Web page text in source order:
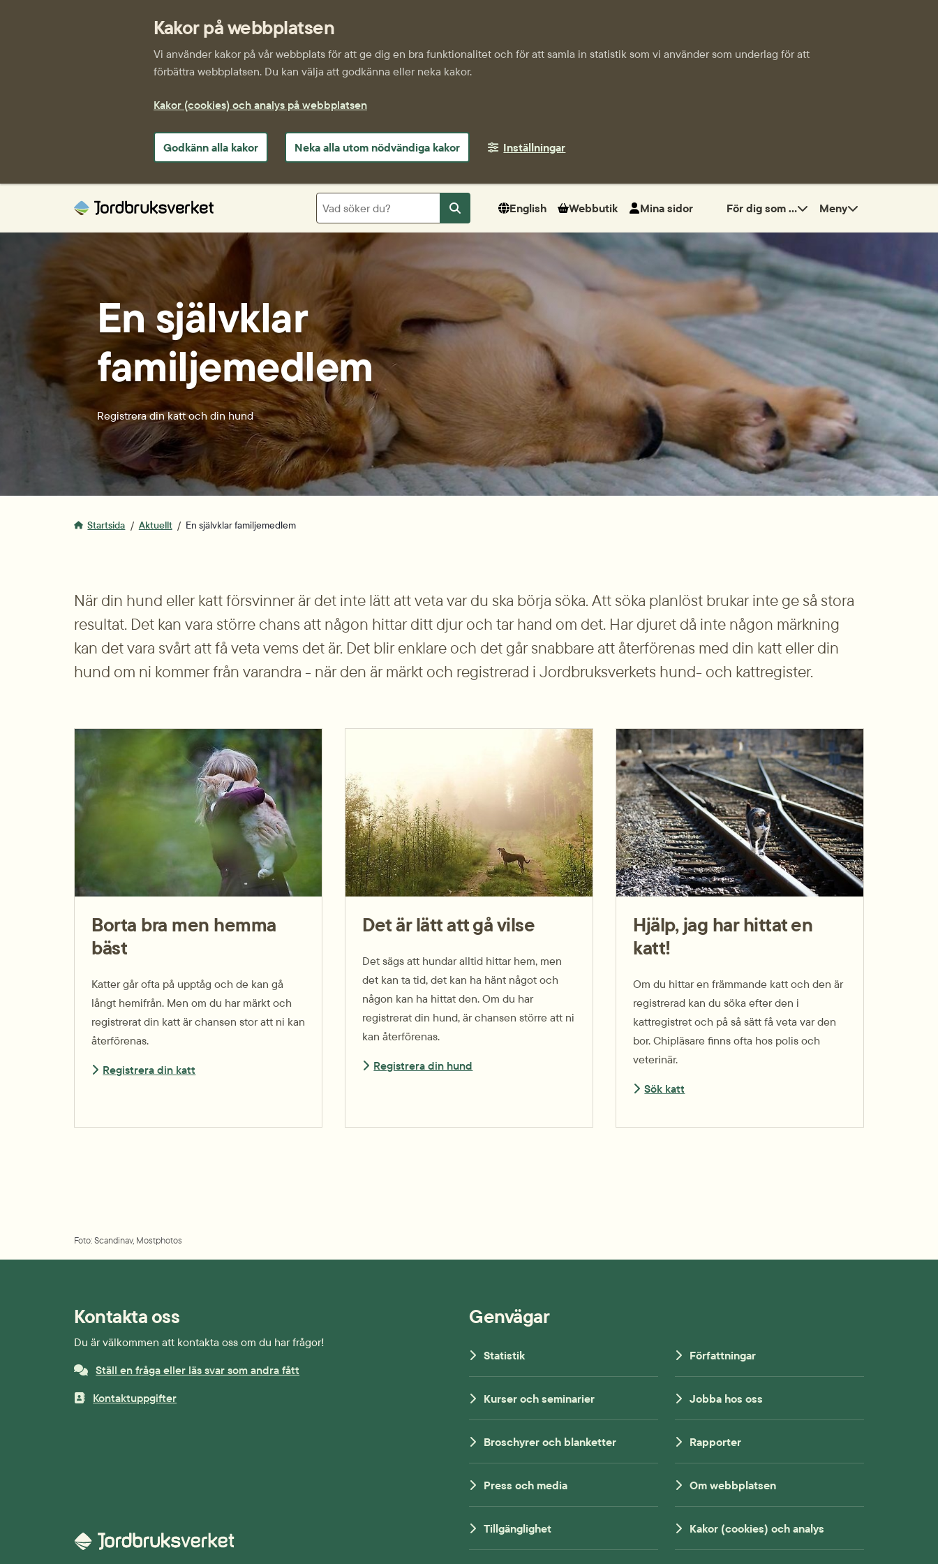
Kakor på webbplatsen
Vi använder kakor på vår webbplats för att ge dig en bra funktionalitet och för att samla in statistik som vi använder som underlag för att
förbättra webbplatsen. Du kan välja att godkänna eller neka kakor.
Kakor (cookies) och analys på webbplatsen
Godkänn alla kakor Neka alla utom nödvändiga kakor Inställningar
Sök
Sök
English Webbutik Mina sidor För dig som ... Meny
En självklar
familjemedlem
Registrera din katt och din hund
Startsida Aktuellt En självklar familjemedlem
När din hund eller katt försvinner är det inte lätt att veta var du ska börja söka. Att söka planlöst brukar inte ge så stora
resultat. Det kan vara större chans att någon hittar ditt djur och tar hand om det. Har djuret då inte någon märkning
kan det vara svårt att få veta vems det är. Det blir enklare och det går snabbare att återförenas med din katt eller din
hund om ni kommer från varandra - när den är märkt och registrerad i Jordbruksverkets hund- och kattregister.
Borta bra men hemma
bäst
Katter går ofta på upptåg och de kan gå
långt hemifrån. Men om du har märkt och
registrerat din katt är chansen stor att ni kan
återförenas.
Registrera din katt
Det är lätt att gå vilse
Det sägs att hundar alltid hittar hem, men
det kan ta tid, det kan ha hänt något och
någon kan ha hittat den. Om du har
registrerat din hund, är chansen större att ni
kan återförenas.
Registrera din hund
Hjälp, jag har hittat en
katt!
Om du hittar en främmande katt och den är
registrerad kan du söka efter den i
kattregistret och på så sätt få veta var den
bor. Chipläsare finns ofta hos polis och
veterinär.
Sök katt
Foto: Scandinav, Mostphotos
Kontakta oss
Du är välkommen att kontakta oss om du har frågor!
Ställ en fråga eller läs svar som andra fått
Kontaktuppgifter
Genvägar
Statistik Författningar
Kurser och seminarier Jobba hos oss
Broschyrer och blanketter Rapporter
Press och media Om webbplatsen
Tillgänglighet Kakor (cookies) och analys